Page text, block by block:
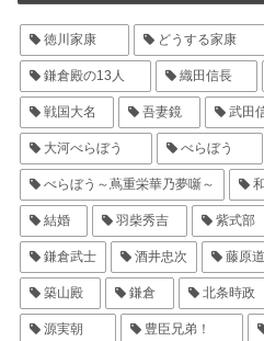
徳川家康 どうする家康
鎌倉殿の13人 織田信長
戦国大名 吾妻鏡 武田
大河べらぼう べらぼう
べらぼう～蔦重栄華乃夢噺～
結婚 羽柴秀吉 紫式部
鎌倉武士 酒井忠次 藤原
築山殿 鎌倉 北条時政
源実朝 豊臣兄弟！